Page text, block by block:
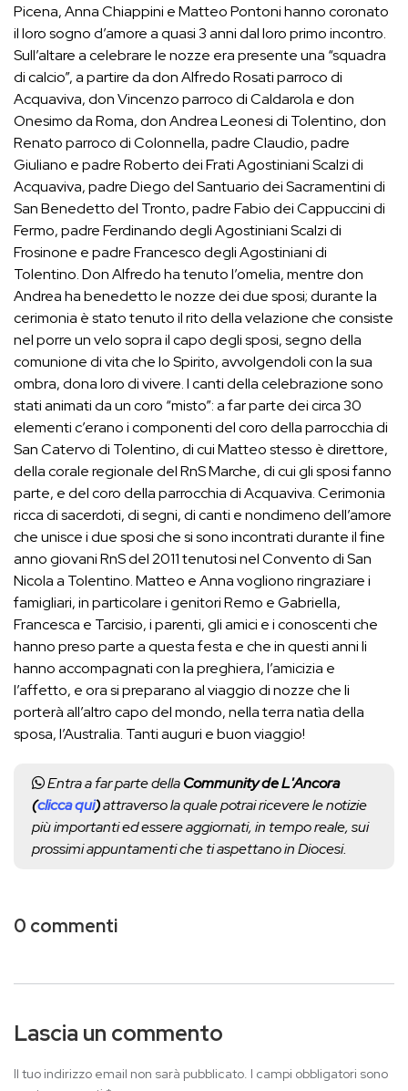
Picena, Anna Chiappini e Matteo Pontoni hanno coronato
il loro sogno d’amore a quasi 3 anni dal loro primo incontro.
Sull’altare a celebrare le nozze era presente una “squadra
di calcio”, a partire da don Alfredo Rosati parroco di
Acquaviva, don Vincenzo parroco di Caldarola e don
Onesimo da Roma, don Andrea Leonesi di Tolentino, don
Renato parroco di Colonnella, padre Claudio, padre
Giuliano e padre Roberto dei Frati Agostiniani Scalzi di
Acquaviva, padre Diego del Santuario dei Sacramentini di
San Benedetto del Tronto, padre Fabio dei Cappuccini di
Fermo, padre Ferdinando degli Agostiniani Scalzi di
Frosinone e padre Francesco degli Agostiniani di
Tolentino. Don Alfredo ha tenuto l’omelia, mentre don
Andrea ha benedetto le nozze dei due sposi; durante la
cerimonia è stato tenuto il rito della velazione che consiste
nel porre un velo sopra il capo degli sposi, segno della
comunione di vita che lo Spirito, avvolgendoli con la sua
ombra, dona loro di vivere. I canti della celebrazione sono
stati animati da un coro “misto”: a far parte dei circa 30
elementi c’erano i componenti del coro della parrocchia di
San Catervo di Tolentino, di cui Matteo stesso è direttore,
della corale regionale del RnS Marche, di cui gli sposi fanno
parte, e del coro della parrocchia di Acquaviva. Cerimonia
ricca di sacerdoti, di segni, di canti e nondimeno dell’amore
che unisce i due sposi che si sono incontrati durante il fine
anno giovani RnS del 2011 tenutosi nel Convento di San
Nicola a Tolentino. Matteo e Anna vogliono ringraziare i
famigliari, in particolare i genitori Remo e Gabriella,
Francesca e Tarcisio, i parenti, gli amici e i conoscenti che
hanno preso parte a questa festa e che in questi anni li
hanno accompagnati con la preghiera, l’amicizia e
l’affetto, e ora si preparano al viaggio di nozze che li
porterà all’altro capo del mondo, nella terra natìa della
sposa, l’Australia. Tanti auguri e buon viaggio!
Entra a far parte dellaCommunity de L'Ancora
(clicca qui)attraverso la quale potrai ricevere le notizie
più importanti ed essere aggiornati, in tempo reale, sui
prossimi appuntamenti che ti aspettano in Diocesi.
0 commenti
Lascia un commento
Il tuo indirizzo email non sarà pubblicato. I campi obbligatori sono